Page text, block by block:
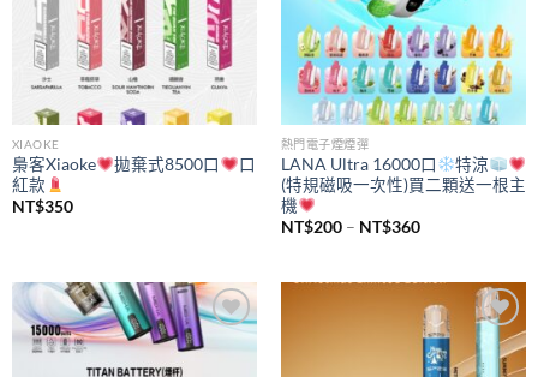
XIAOKE
梟客Xiaoke 拋棄式8500口
口
紅款
NT$350
熱門電子煙煙彈
LANA Ultra 16000口
特涼
(特規磁吸一次性)買二顆送一根主
機
NT$200 – NT$360價
NT$200
到
NT$360
Add to
Add to
wishlist